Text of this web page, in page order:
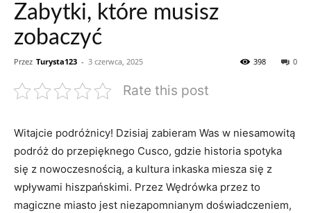
Zabytki, które musisz
zobaczyć
Przez Turysta123 - 3 czerwca, 2025 0
398
Rate this post
Witajcie⁢ podróżnicy! Dzisiaj zabieram Was w niesamowitą⁤
podróż‌ do⁣ przepięknego Cusco, ⁢gdzie historia spotyka
się ​z nowoczesnością, ‍a⁢ kultura inkaska miesza ‌się z
wpływami hiszpańskimi. Przez Wędrówka przez to
⁢magiczne​ miasto jest ‌niezapomnianym doświadczeniem,